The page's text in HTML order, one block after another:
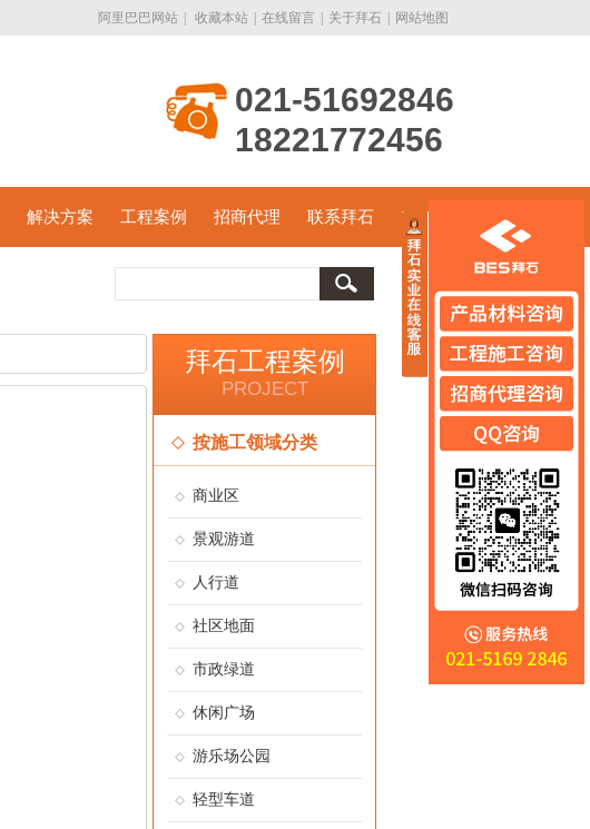
阿里巴巴网站 收藏本站 在线留言 关于拜石 网站地图
021-51692846
18221772456
解决方案 工程案例 招商代理 联系拜石
拜石工程案例
PROJECT
按施工领域分类
商业区
景观游道
人行道
社区地面
市政绿道
休闲广场
游乐场公园
轻型车道